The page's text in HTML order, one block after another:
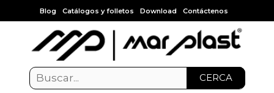
Blog Catálogos y folletos Download Contáctenos
CERCA